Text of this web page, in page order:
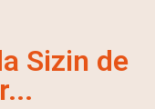
Sizin de